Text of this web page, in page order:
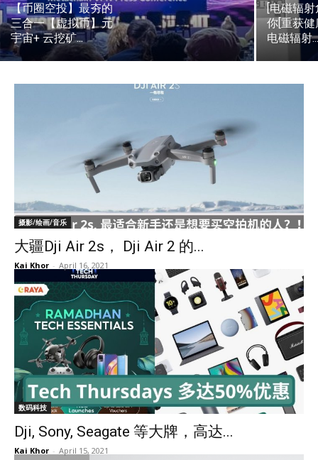
【币圈空投】最夯的
三合一【虚拟币】元
宇宙+ 云挖矿...
[电磁辐
你[重获
电磁辐射
摄影/绘画/音乐
大疆Dji Air 2s， Dji Air 2 的...
Kai Khor - April 16, 2021
数码科技
Dji, Sony, Seagate 等大牌，高达...
Kai Khor - April 15, 2021